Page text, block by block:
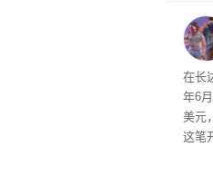
物
毁，
评
米，
上。
依
在长
年6
美元
这笔